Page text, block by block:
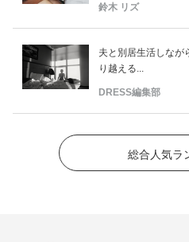
鈴木 リズ
夫と別居生活しなが
り越える...
DRESS編集部
総合人気ラ